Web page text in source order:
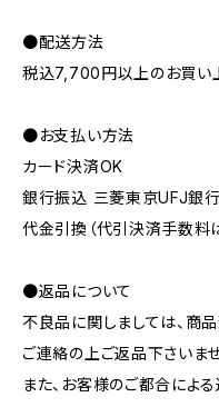
●配送方法
税込7,700円以上のお買い
●お支払い方法
カード決済OK
銀行振込 三菱東京UFJ銀行
代金引換（代引決済手数料
●返品について
不良品に関しましては、商
ご連絡の上ご返品下さいませ
また、お客様のご都合によ